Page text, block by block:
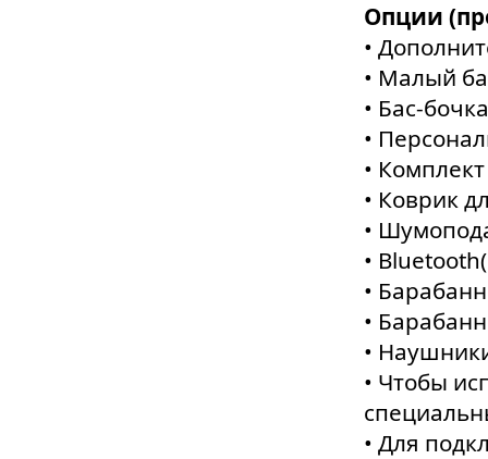
Опции
•
• Малый
• Бас-
•
•
• Коврик
•
•
•
•
•
• Чтобы
• Для